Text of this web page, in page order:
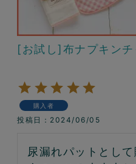
[お試し]布ナプキンチ
購入者
投稿日 2024/06/05
尿漏れパットとして